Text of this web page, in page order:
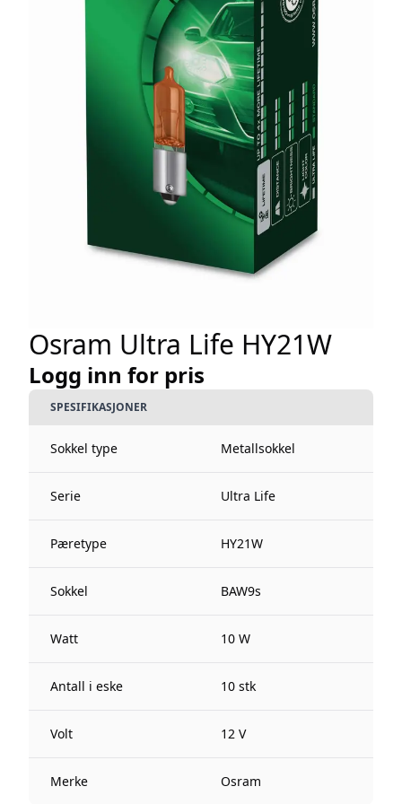
Osram Ultra Life HY21W
Logg inn for pris
SPESIFIKASJONER
Sokkel type Metallsokkel
Serie Ultra Life
Pæretype HY21W
Sokkel BAW9s
Watt 10 W
Antall i eske 10 stk
Volt 12 V
Merke Osram